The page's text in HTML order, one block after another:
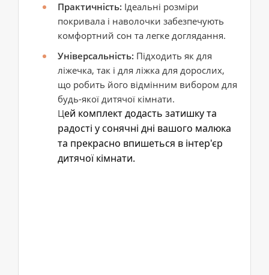
Практичність: Ідеальні розміри
покривала і наволочки забезпечують
комфортний сон та легке доглядання.
Універсальність: Підходить як для
ліжечка, так і для ліжка для дорослих,
що робить його відмінним вибором для
будь-якої дитячої кімнати.
Цей комплект додасть затишку та
радості у сонячні дні вашого малюка
та прекрасно впишеться в інтер'єр
дитячої кімнати.